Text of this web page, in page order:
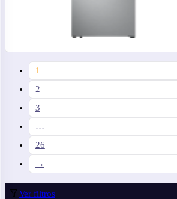
1
2
3
…
26
→
Ver filtros